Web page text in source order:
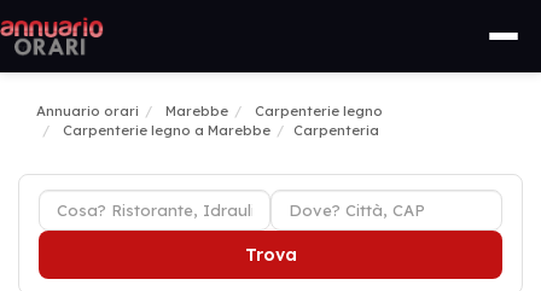
Annuario orari Marebbe
Carpenterie legno
Carpenterie legno a Marebbe
Carpenteria
Trova